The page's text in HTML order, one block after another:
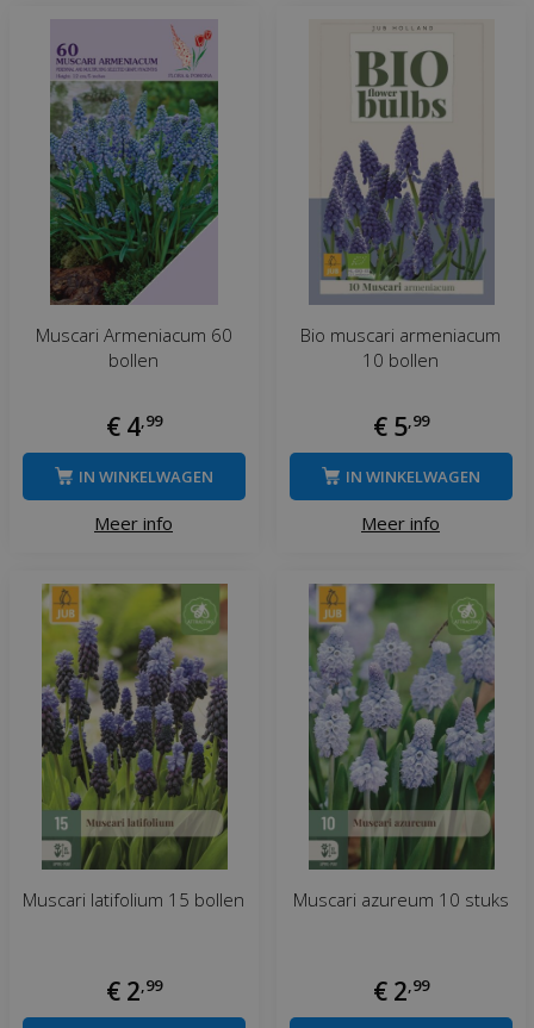
Muscari Armeniacum 60
bollen
€ 4,99
Meer info
IN WINKELWAGEN
Bio muscari armeniacum
10 bollen
€ 5,99
Meer info
IN WINKELWAGEN
Muscari latifolium 15 bollen
€ 2,99
Muscari azureum 10 stuks
€ 2,99